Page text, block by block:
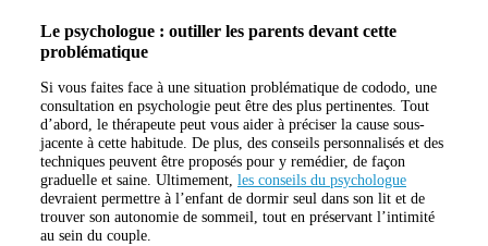
Le psychologue : outiller les parents devant cette
problématique
Si vous faites face à une situation problématique de cododo, une
consultation en psychologie peut être des plus pertinentes. Tout
d’abord, le thérapeute peut vous aider à préciser la cause sous-
jacente à cette habitude. De plus, des conseils personnalisés et des
techniques peuvent être proposés pour y remédier, de façon
graduelle et saine. Ultimement, les conseils du psychologue
devraient permettre à l’enfant de dormir seul dans son lit et de
trouver son autonomie de sommeil, tout en préservant l’intimité
au sein du couple.